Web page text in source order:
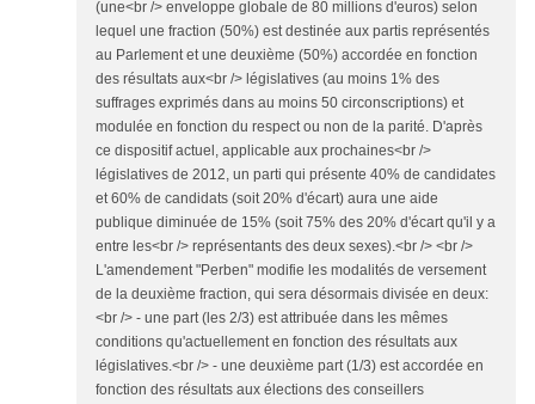
(une<br /> enveloppe globale de 80 millions d'euros) selon
lequel une fraction (50%) est destinée aux partis représentés
au Parlement et une deuxième (50%) accordée en fonction
des résultats aux<br /> législatives (au moins 1% des
suffrages exprimés dans au moins 50 circonscriptions) et
modulée en fonction du respect ou non de la parité. D'après
ce dispositif actuel, applicable aux prochaines<br />
législatives de 2012, un parti qui présente 40% de candidates
et 60% de candidats (soit 20% d'écart) aura une aide
publique diminuée de 15% (soit 75% des 20% d'écart qu'il y a
entre les<br /> représentants des deux sexes).<br /> <br />
L'amendement "Perben" modifie les modalités de versement
de la deuxième fraction, qui sera désormais divisée en deux:
<br /> - une part (les 2/3) est attribuée dans les mêmes
conditions qu'actuellement en fonction des résultats aux
législatives.<br /> - une deuxième part (1/3) est accordée en
fonction des résultats aux élections des conseillers